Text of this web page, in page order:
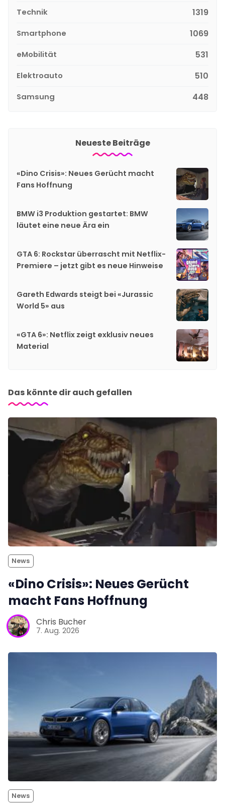
Technik 1319
Smartphone 1069
eMobilität 531
Elektroauto 510
Samsung 448
Neueste Beiträge
«Dino Crisis»: Neues Gerücht macht
Fans Hoffnung
BMW i3 Produktion gestartet: BMW
läutet eine neue Ära ein
GTA 6: Rockstar überrascht mit Netflix-
Premiere – jetzt gibt es neue Hinweise
Gareth Edwards steigt bei «Jurassic
World 5» aus
«GTA 6»: Netflix zeigt exklusiv neues
Material
Das könnte dir auch gefallen
News
«Dino Crisis»: Neues Gerücht
macht Fans Hoffnung
Chris Bucher
7. Aug. 2026
News